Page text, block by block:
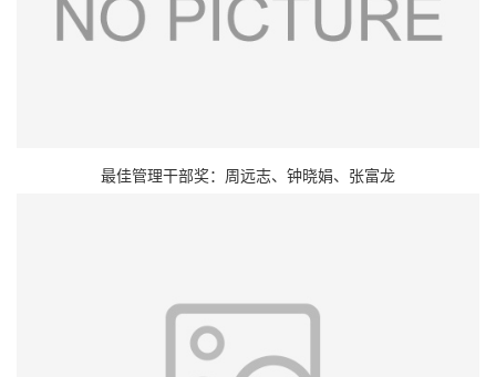
最佳管理干部奖：周远志、钟晓娟、张富龙